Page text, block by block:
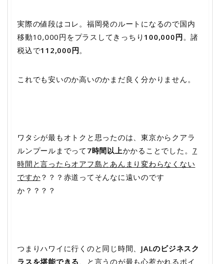
実際の値段はコレ。福岡発のルートになるので国内
移動10,000円をプラスしてきっちり 100,000円。諸
税込で112,000円。
これでも安いのか高いのかまだ良く分かりません。
ワタシが最もオトクと思ったのは、東京からクアラ
ルンプールまでって 7時間以上かかることでした。 7
時間と言ったらオアフ島とあんまり変わらなくない
ですか ？？？赤道ってそんなに遠いのです
か？？？？
つまりハワイに行くのと同じ時間、 JALのビジネスク
ラスを堪能できる 、と言うのが最も心惹かれるポイ